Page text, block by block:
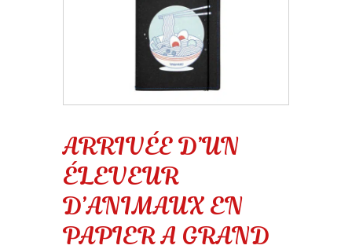
ARRIVÉE D’UN
ÉLEVEUR
D’ANIMAUX EN
PAPIER A GRAND